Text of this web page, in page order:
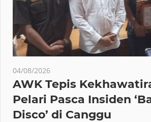
04/08/2026
AWK Tepis
Pelari Pasca Insiden
Disco’ di Canggu